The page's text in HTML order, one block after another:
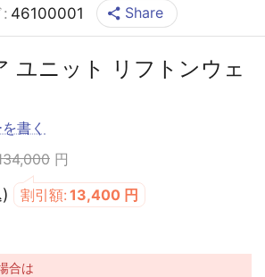
: 46100001 Share
ユニット リフトンウェ
書く
円
割引額: 13,400 円
合は